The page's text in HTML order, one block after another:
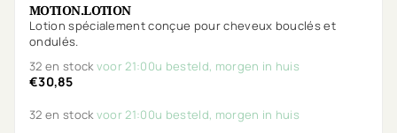
MOTION.LOTION
Lotion spécialement conçue pour cheveux bouclés et
ondulés.
32 en stockvoor 21:00u besteld, morgen in huis
€30,85
32 en stockvoor 21:00u besteld, morgen in huis